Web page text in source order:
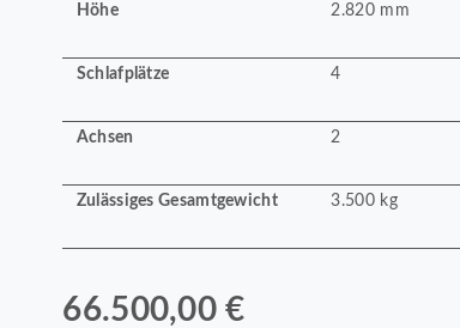
Höhe 2.820 mm
Schlafplätze 4
Achsen 2
Zulässiges Gesamtgewicht 3.500 kg
66.500,00 €